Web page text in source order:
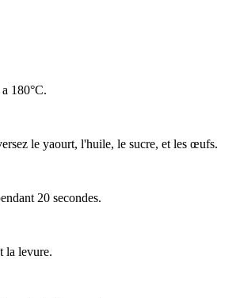
180°C.
le yaourt, l'huile, le sucre, et les œufs.
20 secondes.
la levure.